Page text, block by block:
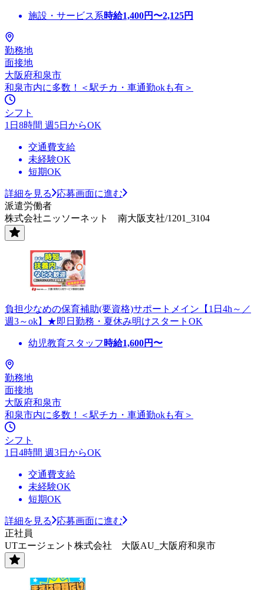
施設・サービス系時給1,400円〜2,125円
勤務地
面接地
大阪府和泉市
和泉市内に多数！＜駅チカ・車通勤okも有＞
シフト
1日8時間 週5日からOK
交通費支給
未経験OK
短期OK
詳細を見る
応募画面に進む
派遣労働者
株式会社ニッソーネット 南大阪支社/1201_3104
負担少なめの保育補助(要資格)サポートメイン【1日4h～／
週3～ok】★即日勤務・夏休み明けスタートOK
幼児教育スタッフ 時給1,600円〜
勤務地
面接地
大阪府和泉市
和泉市内に多数！＜駅チカ・車通勤okも有＞
シフト
1日4時間 週3日からOK
交通費支給
未経験OK
短期OK
詳細を見る
応募画面に進む
正社員
UTエージェント株式会社 大阪AU_大阪府和泉市